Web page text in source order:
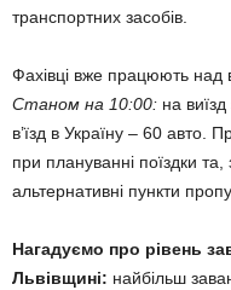
транспортних засобів.
Фахівці вже працюють над
Станом на 10:00: на
в’їзд в Україну – 60 авто.
при плануванні поїздки
альтернативні пункти
Нагадуємо про рівень
Львівщині: найбільш